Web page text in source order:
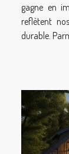
gagne en
reflètent
durable.